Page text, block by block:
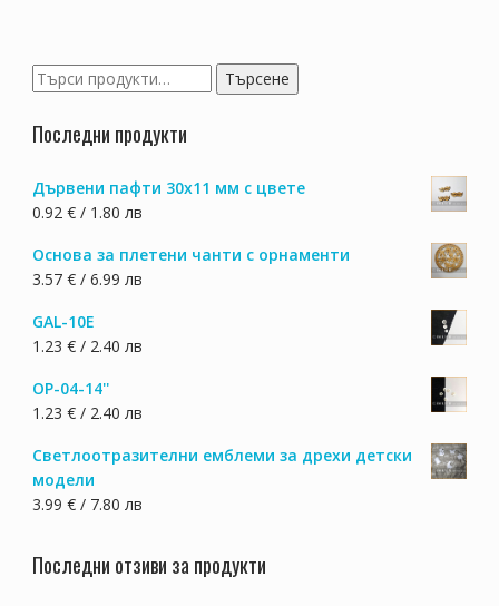
be
chosen
the
page
page
Търсене
за:
Търсене
Последни продукти
Дървени пафти 30х11 мм с цвете
0.92 € / 1.80 лв
Основа за плетени чанти с орнаменти
3.57 € / 6.99 лв
GAL-10E
1.23 € / 2.40 лв
OP-04-14''
1.23 € / 2.40 лв
Светлоотразителни емблеми за дрехи детски
модели
3.99 € / 7.80 лв
Последни отзиви за продукти